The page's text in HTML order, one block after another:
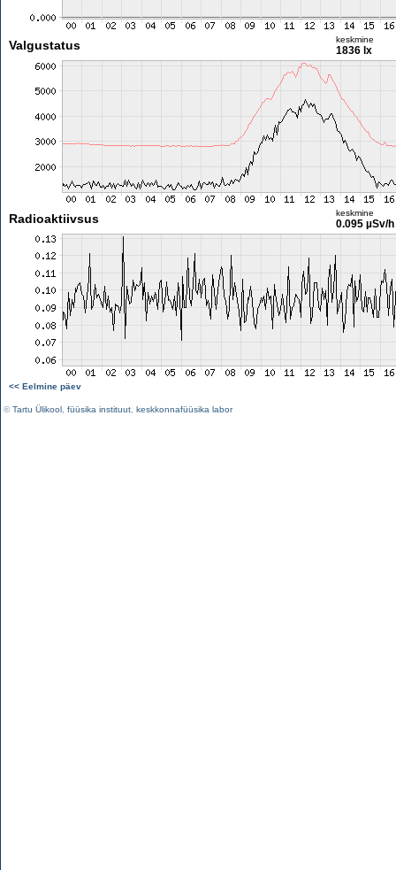
Valgustatus keskmine
1836 lx
Radioaktiivsus keskmine
0.095 µSv/h
<< Eelmine päev
©Tartu Ülikool füüsika instituut keskkonnafüüsika labor